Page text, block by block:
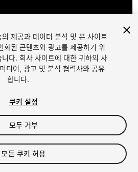
Settings
1/27
제공과 데이터 분석 및 본 사이트
화된 콘텐츠와 광고를 제공하기 위
다. 회사 사이트에 대한 귀하의 사
디어, 광고 및 분석 협력사와 공유
합니다.
쿠키 설정
모두 거부
모든 쿠키 허용